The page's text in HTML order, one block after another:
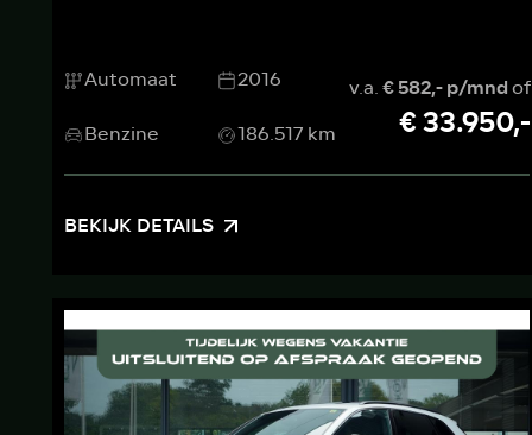
Automaat
2016
Benzine
186.517 km
v.a.€ 582,- p/mndof
€ 33.950,-
BEKIJK DETAILS